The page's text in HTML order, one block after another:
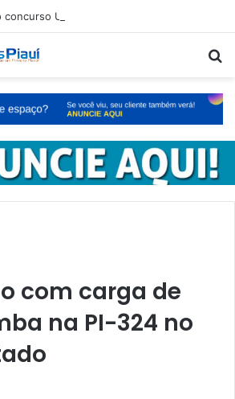
com carga de
na PI-324 no